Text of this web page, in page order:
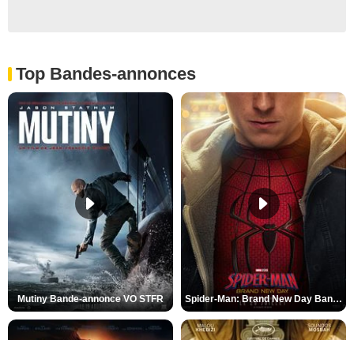
Top Bandes-annonces
Mutiny Bande-annonce VO STFR Spider-Man: Brand New Day Bande-annonce VO STFR